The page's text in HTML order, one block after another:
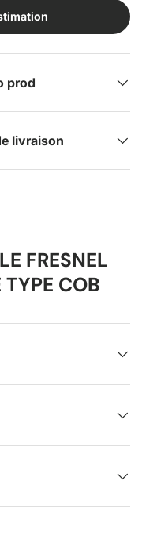
prod
livraison
Pinterest
FRESNEL
TYPE COB